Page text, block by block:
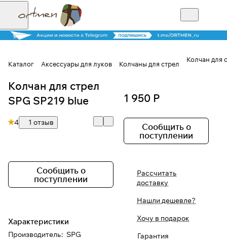
Каталог Аксессуары для луков Колчаны для стрел
Колчан для
Колчан для стрел
SPG SP219 blue
4 1 отзыв
Сообщить о
поступлении
Характеристики
Производитель: SPG
1 950 Р
Сообщить о
поступлении
Рассчитать
доставку
Нашли дешевле?
Хочу в подарок
Гарантия
Для клиентов всех банков
Разбейте
оплату на части
Сегодня
25%
в корзину